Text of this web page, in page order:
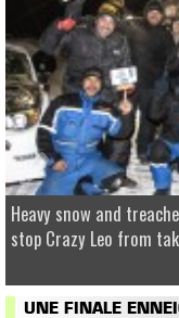
Heavy snow and
stop Crazy Leo from
UNE FINALE